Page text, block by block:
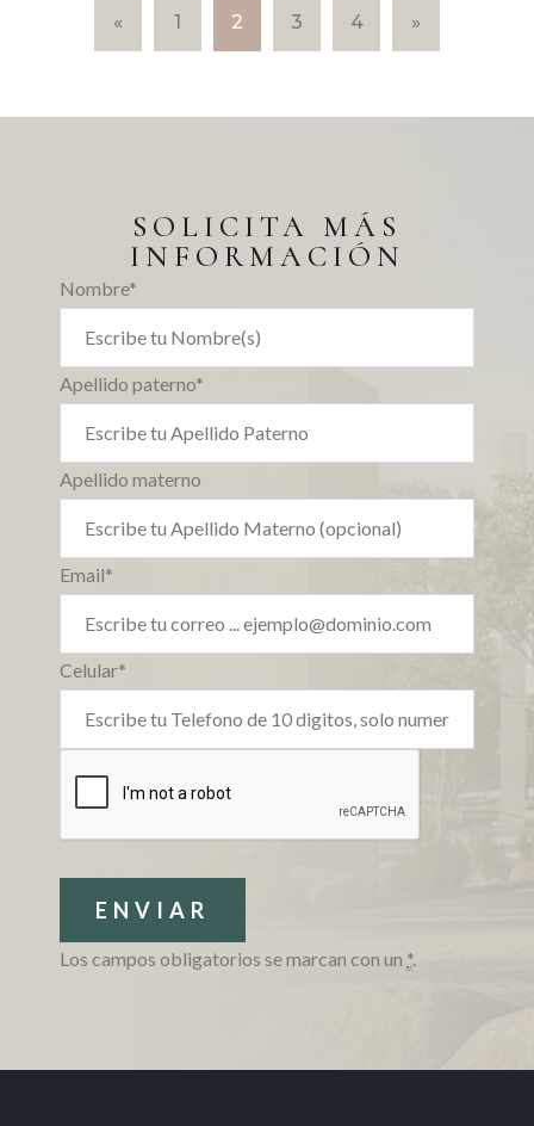
« 1 2 3 4 »
SOLICITA MÁS
INFORMACIÓN
Nombre*
Apellido paterno*
Apellido materno
Email*
Celular*
Los campos obligatorios se marcan con un *.